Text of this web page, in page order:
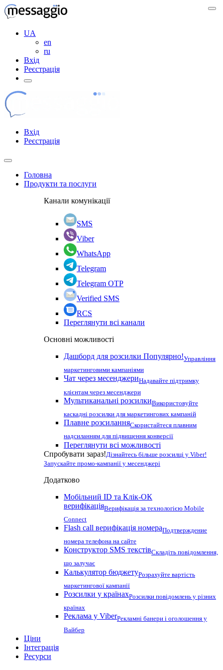
UA
en
ru
Вхід
Реєстрація
Вхід
Реєстрація
Головна
Продукти та послуги
Канали комунікації
SMS
Viber
WhatsApp
Telegram
Telegram OTP
Verified SMS
RCS
Переглянути всі канали
Основні можливості
Дашборд для розсилки Популярно!Управління
маркетинговими кампаніями
Чат через месенджериНадавайте підтримку
клієнтам через месенджери
Мультиканальні розсилкиВикористовуйте
каскадні розсилки для маркетингових кампаній
Плавне розсиланняСкористайтеся плавним
надсиланням для підвищення конверсії
Переглянути всі можливості
Спробувати зараз!Дізнайтесь більше розсилці у Viber!
Запускайте промо-кампанії у месенджері
Додатково
Мобільний ID та Клік-ОК
верифікаціяВерифікація за технологією Mobile
Connect
Flash call верифікація номераПодтверждение
номера телефона на сайте
Конструктор SMS текстівСкладіть повідомлення,
що залучає
Калькулятор бюджетуРозрахуйте вартість
маркетингової кампанії
Розсилки у країнахРозсилки повідомлень у різних
країнах
Реклама у ViberРекламні банери і оголошення у
Вайбер
Ціни
Інтеграція
Ресурси